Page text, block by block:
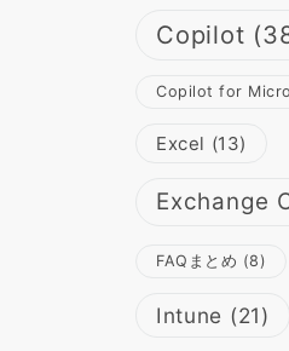
Copilot
Copilot for
Excel (13)
Exchange
FAQまとめ (8)
Intune (21)